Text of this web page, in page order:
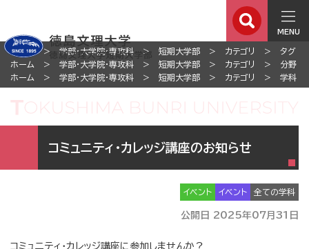
MENU
ホーム 学部・大学院・専攻科 短期大学部 カテゴリ
タグ
ホーム
学部・大学院・専攻科 短期大学部 カテゴリ
分野
ホーム
学部・大学院・専攻科 短期大学部 カテゴリ 学科
コミュニティ・カレッジ講座のお知らせ
イベント イベント 全ての学科
公開日 2025年07月31日
コミュニティ・カレッジ講座に参加しませんか？